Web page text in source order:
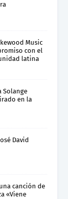
Music
con el
latina
Solange
en la
David
canción de
«Viene